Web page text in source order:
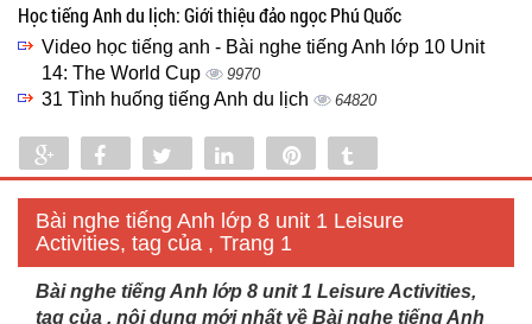
Học tiếng Anh du lịch: Giới thiệu đảo ngọc Phú Quốc
Video học tiếng anh - Bài nghe tiếng Anh lớp 10 Unit
14: The World Cup
9970
31 Tình huống tiếng Anh du lịch 64820
Share Share Tweet Share
Bài nghe tiếng Anh lớp 8 unit 1 Leisure
Activities, tag của , Trang 1
Bài nghe tiếng Anh lớp 8 unit 1 Leisure Activities,
tag của , nội dung mới nhất về Bài nghe tiếng Anh